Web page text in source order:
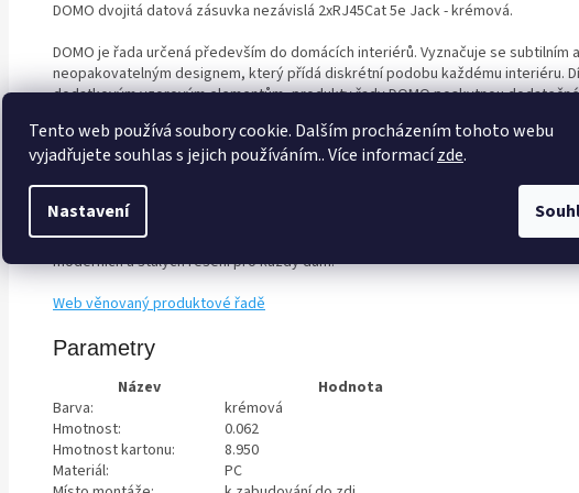
Tento web používá soubory cookie. Dalším procházením tohoto webu
vyjadřujete souhlas s jejich používáním.. Více informacízde.
Nastavení
DOMO dvojitá datová zásuvka nezávislá 2xRJ45Cat 5e Jack - krémová.
DOMO je řada určená především do domácích interiérů. Vyznačuje se subtilním a
neopakovatelným designem, který přídá diskrétní podobu každému interiéru.
dodatkovým vzorovým elementům, produkty řady DOMO poskytnou dodatečné
dává možnost kombinovat vypínače a zásuvky do jedinečných kombinací. Řada
vícerámečkový systém, ve vertikálním směru nabízíme až 4-rámeček, v
zásuvky mají buď šroubové svorky nebo rychlosvorky a jsou určeny pro
napájení až do 16A. Řada DOMO je vyrobena z plastu PC (tlačítka a rámečeky) a
slitiny mědi a fosforbronzu (95% Cu pro proudové kontatky), což z nich dělá
moderních a stálých řešení pro každý dům.
Web věnovaný produktové řadě
Parametry
Název
Hodnota
Barva:
krémová
Hmotnost:
0.062
Hmotnost kartonu:
8.950
Materiál:
PC